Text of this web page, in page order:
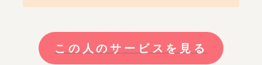
この人のサービスを見る